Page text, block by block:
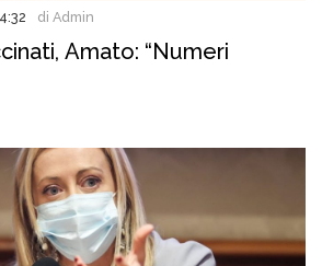
di Admin
Amato: “Numeri